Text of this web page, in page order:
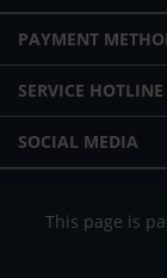
PAYMENT
SERVICE HOTLINE
SOCIAL MEDIA
This page is